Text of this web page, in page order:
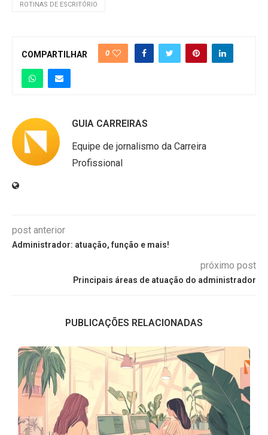
ROTINAS DE ESCRITÓRIO
COMPARTILHAR 0
GUIA CARREIRAS
Equipe de jornalismo da Carreira
Profissional
post anterior
Administrador: atuação, função e mais!
próximo post
Principais áreas de atuação do administrador
PUBLICAÇÕES RELACIONADAS